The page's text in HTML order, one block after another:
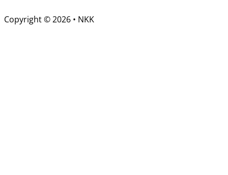
Copyright © 2026 • NKK